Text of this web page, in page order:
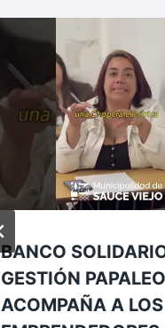
BANCO
GESTIÓN PAPALEO
ACOMPAÑA A LOS